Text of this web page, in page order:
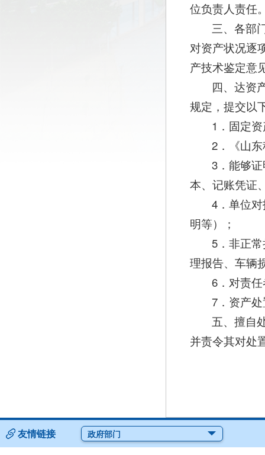
位负责人责任
三、各部
对资产状况逐
产技术鉴定意
四、达资
规定，提交以
1．固定
2．《山
3．能够
本、记账凭证
4．单位
明等）；
5．非正
理报告、车辆
6．对责
7．资产
五、擅自
并责令其对处
友情链接 政府部门